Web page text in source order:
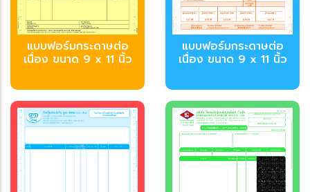
บบฟอร์มกระดาษต่อ
เนื่อง ขนาด 9 x 11 นิ้ว
บบฟอร์มกระดาษต่อ
เนื่อง ขนาด 9 x 11 นิ้ว